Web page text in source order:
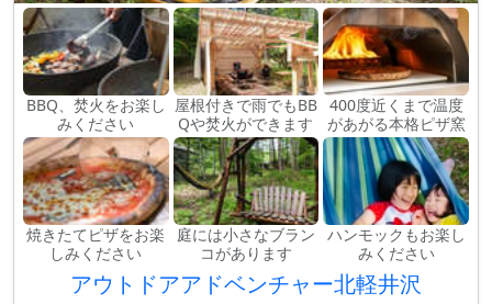
BBQ、焚火をお楽し
みください
屋根付きで雨でもBB
Qや焚火ができます
400度近くまで温度
があがる本格ピザ窯
焼きたてピザをお楽
しみください
庭には小さなブラン
コがあります
ハンモックもお楽し
みください
アウトドアアドベンチャー北軽井沢